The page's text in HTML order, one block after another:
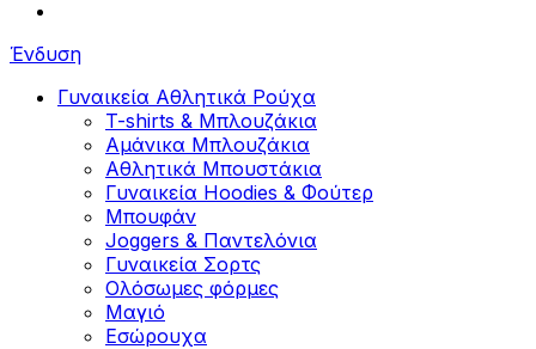
Ένδυση
Γυναικεία Αθλητικά Ρούχα
T-shirts & Μπλουζάκια
Αμάνικα Μπλουζάκια
Aθλητικά Μπουστάκια
Γυναικεία Hoodies & Φούτερ
Μπουφάν
Joggers & Παντελόνια
Γυναικεία Σορτς
Ολόσωμες φόρμες
Μαγιό
Εσώρουχα